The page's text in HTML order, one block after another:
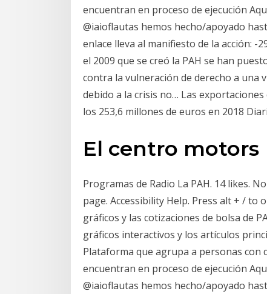
encuentran en proceso de ejecución
@iaioflautas hemos hecho/apoyado
enlace lleva al manifiesto de la acción: -
el 2009 que se creó la PAH se han
contra la vulneración de derecho a una
debido a la crisis no… Las
los 253,6 millones de euros en 2018
El centro motors
Programas de Radio La PAH. 14 likes.
page. Accessibility Help. Press alt + / to
gráficos y las cotizaciones de bolsa de
gráficos interactivos y los artículos
Plataforma que agrupa a personas con
encuentran en proceso de ejecución
@iaioflautas hemos hecho/apoyado